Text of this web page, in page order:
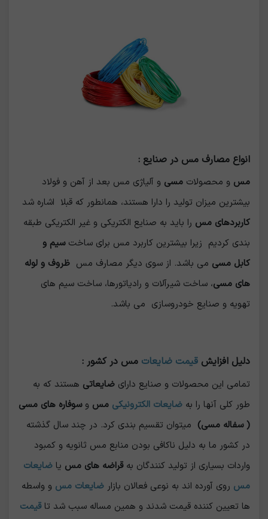
انواع مصارف مس در صنایع :
مس و محصولات مسی و آلیاژی مس بعد از آهن و فولاد
بیشترین میزان تولید را دارا هستند، همانطور که قبلا اشاره شد
کاربردهای مس را باید به صنایع الکتریکی و غیر الکتریکی طبقه
بندی کردیم زیرا بیشترین کاربرد مس برای ساختسیم و
کابل مسی می باشد. از سوی دیگر مصارف مس ظروف و لوله
های مسی، ساخت شیرآلات و رادیاتورها، ساخت سیم های
تهویه و صنایع خودروسازی می باشد.
دلیل افزایش قیمت ضایعات مس در کشور :
تمامی این محصولات و صنایع دارای ضایعاتی هستند که به
طور کلی آنها را به ضایعات الکترونیکی مس وسوفاره های مسی
( سفاله مسی) میتوان تقسیم بندی کرد. در چند سال گذشته
در کشور ما به دلیل ناکافی بودن منابع مس ثانویه و کمبود
واردات بسیاری از تولید کنندگان بهقراضه های مس یا ضایعات
مس روی آورده اند به نوعی فعالان بازار ضایعات مس و واسطه
ها تعیین کننده قیمت شدند و همین مساله سبب شد تاقیمت